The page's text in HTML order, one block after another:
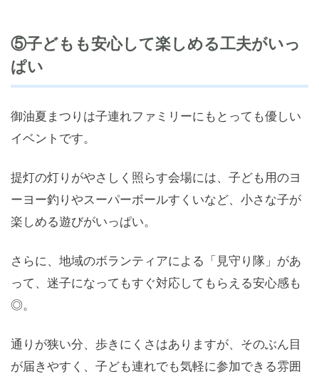
⑤子どもも安心して楽しめる工夫がいっ
ぱい
御油夏まつりは子連れファミリーにもとっても優しい
イベントです。
提灯の灯りがやさしく照らす会場には、子ども用のヨ
ーヨー釣りやスーパーボールすくいなど、小さな子が
楽しめる遊びがいっぱい。
さらに、地域のボランティアによる「見守り隊」があ
って、迷子になってもすぐ対応してもらえる安心感も
◎。
通りが狭い分、歩きにくさはありますが、そのぶん目
が届きやすく、子ども連れでも気軽に参加できる雰囲